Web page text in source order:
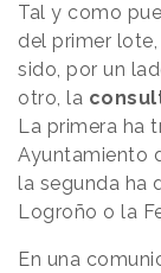
Tal y como
del primer
sido, por un
otro, la
La primera ha
Ayuntamiento
la segunda ha
Logroño o la
En una